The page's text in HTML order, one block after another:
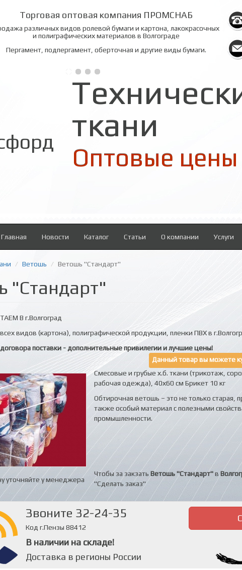
Торговая оптовая компания ПРОМСНАБ
различных видов ролевой бумаги и картона, лакокрасочных
и полиграфических материалов в Волгограде
Пергамент, подпергамент, оберточная и другие виды бумаги.
ткани
Главная Новости Каталог Статьи О компании Услуги
Ветошь Ветошь "Стандарт"
"Стандарт"
В г.Волгоград
видов (картона), полиграфической продукции, пленки ПВХ в
поставки - дополнительные привилегии и лучшие цены!
Данный товар вы можете
уточняйте у менеджера
Смесовые и грубые х.б. ткани (трикотаж,
рабочая одежда), 40х60 см Брикет 10 кг
Обтирочная ветошь – это не только
также особый материал с полезными
промышленности.
Чтобы за закзать Ветошь "Стандарт"в
"Сделать заказ"
Звоните 32-24-35
Код г.Пензы 88412
В наличии на складе!
Доставка в регионы России